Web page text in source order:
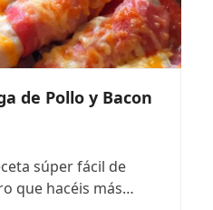
de Pollo y Bacon
súper fácil de
que hacéis más…